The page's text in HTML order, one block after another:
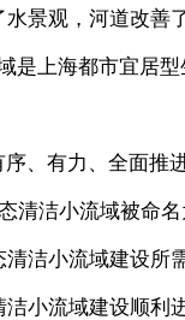
景观，河道改
是上海都市宜居
序、有力、全面
清洁小流域被命
洁小流域建设所
小流域建设顺利